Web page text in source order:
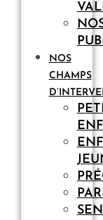
NOS
CHAMPS